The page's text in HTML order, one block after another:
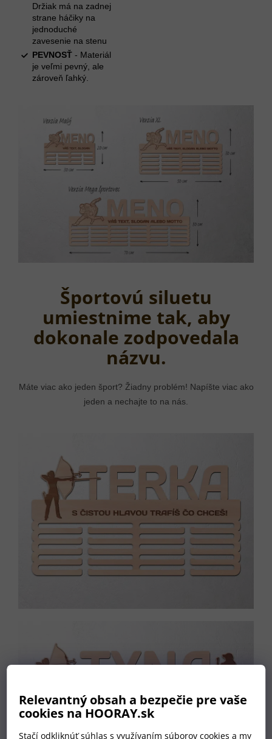
Relevantný obsah a bezpečie pre vaše
cookies na HOORAY.sk
Stačí odkliknúť súhlas s využívaním súborov cookies a my
Držiak má na zadnej
strane háčiky na
jednoduché
zavesenie na stenu
PEVNOSŤ - Materiál
je veľmi pevný, ale
zároveň ľahký.
Športovú siluetu
umiestnime tak, aby
dokonale zodpovedala
názvu.
Máte viac ako jeden šport? Žiadny problém! Napíšte viac ako
jeden a nechajte to na nás.